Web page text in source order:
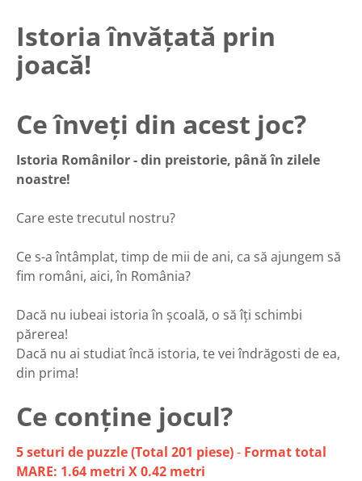
Istoria învățată prin
joacă!
Ce înveți din acest joc?
Istoria Românilor - din preistorie, până în zilele
noastre!
Care este trecutul nostru?
Ce s-a întâmplat, timp de mii de ani, ca să ajungem să
fim români, aici, în România?
Dacă nu iubeai istoria în școală, o să îți schimbi
părerea!
Dacă nu ai studiat încă istoria, te vei îndrăgosti de ea,
din prima!
Ce conține jocul?
5 seturi de puzzle (Total 201 piese)- Format total
MARE: 1.64 metri X 0.42 metri